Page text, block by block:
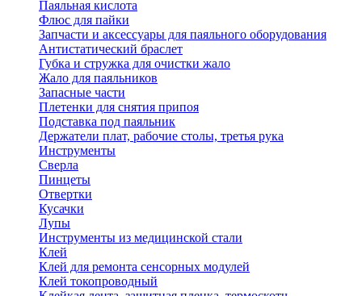
Паяльная кислота
Флюс для пайки
Запчасти и аксессуары для паяльного оборудования
Антистатический браслет
Губка и стружка для очистки жало
Жало для паяльников
Запасные части
Плетенки для снятия припоя
Подставка под паяльник
Держатели плат, рабочие столы, третья рука
Инструменты
Сверла
Пинцеты
Отвертки
Кусачки
Лупы
Инструменты из медицинской стали
Клей
Клей для ремонта сенсорных модулей
Клей токопроводный